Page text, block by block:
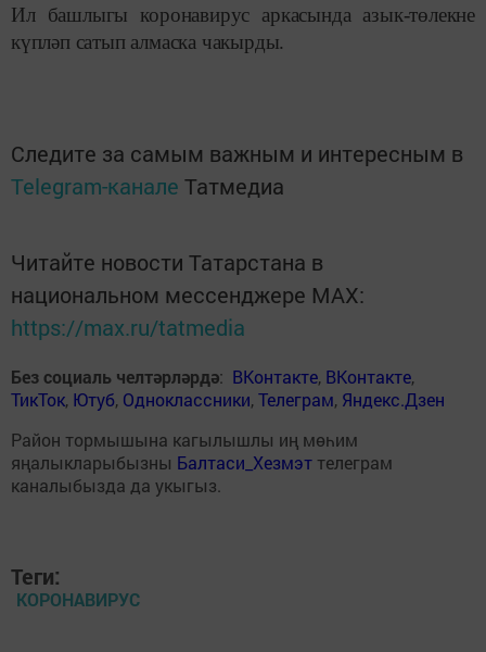
Ил башлыгы коронавирус аркасында азык-төлекне
күпләп сатып алмаска чакырды.
Следите за самым важным и интересным в
Telegram-канале Татмедиа
Читайте новости Татарстана в
национальном мессенджере MАХ:
https://max.ru/tatmedia
Без социаль челтәрләрдә: ВКонтакте, ВКонтакте,
ТикТок, Ютуб, Одноклассники,Телеграм, Яндекс.Дзен
Район тормышына кагылышлы иң мөһим
яңалыкларыбызны Балтаси_Хезмэт телеграм
каналыбызда да укыгыз.
Теги:
КОРОНАВИРУС